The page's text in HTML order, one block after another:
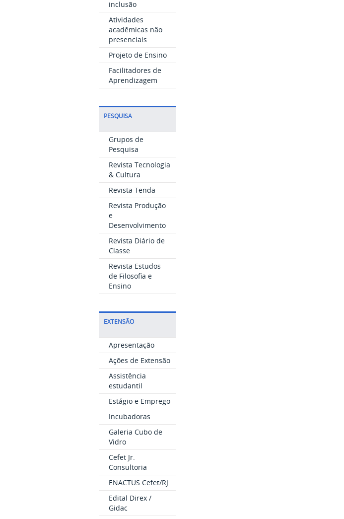
inclusão
Atividades
acadêmicas não
presenciais
Projeto de Ensino
Facilitadores de
Aprendizagem
PESQUISA
Grupos de
Pesquisa
Revista Tecnologia
& Cultura
Revista Tenda
Revista Produção
e
Desenvolvimento
Revista Diário de
Classe
Revista Estudos
de Filosofia e
Ensino
EXTENSÃO
Apresentação
Ações de Extensão
Assistência
estudantil
Estágio e Emprego
Incubadoras
Galeria Cubo de
Vidro
Cefet Jr.
Consultoria
ENACTUS Cefet/RJ
Edital Direx /
Gidac